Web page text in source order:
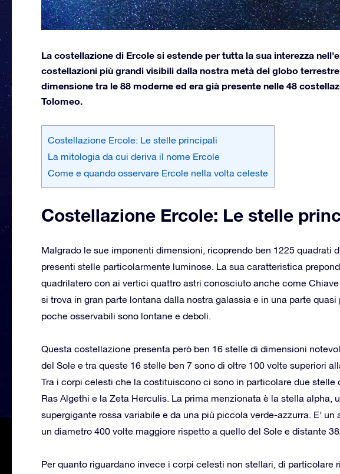
La costellazione di Ercole si estende per tutta la sua interezza
costellazioni più grandi visibili dalla nostra metà del globo
dimensione tra le 88 moderne ed era già presente nelle 48
Tolomeo.
Costellazione Ercole: Le stelle principali
La mitologia da cui deriva il nome Ercole
Come e quando osservare Ercole nella volta celeste
Costellazione Ercole: Le stelle
Malgrado le sue imponenti dimensioni, ricoprendo ben 1225 quadrati
presenti stelle particolarmente luminose. La sua caratteristica
quadrilatero con ai vertici quattro astri conosciuto anche come
si trova in gran parte lontana dalla nostra galassia e in una parte
poche osservabili sono lontane e deboli.
Questa costellazione presenta però ben 16 stelle di dimensioni
del Sole e tra queste 16 stelle ben 7 sono di oltre 100 volte superiori
Tra i corpi celesti che la costituiscono ci sono in particolare due stelle
Ras Algethi e la Zeta Herculis. La prima menzionata è la stella alpha,
supergigante rossa variabile e da una più piccola verde-azzurra. E’
un diametro 400 volte maggiore rispetto a quello del Sole e distante
Per quanto riguardano invece i corpi celesti non stellari, di particolare